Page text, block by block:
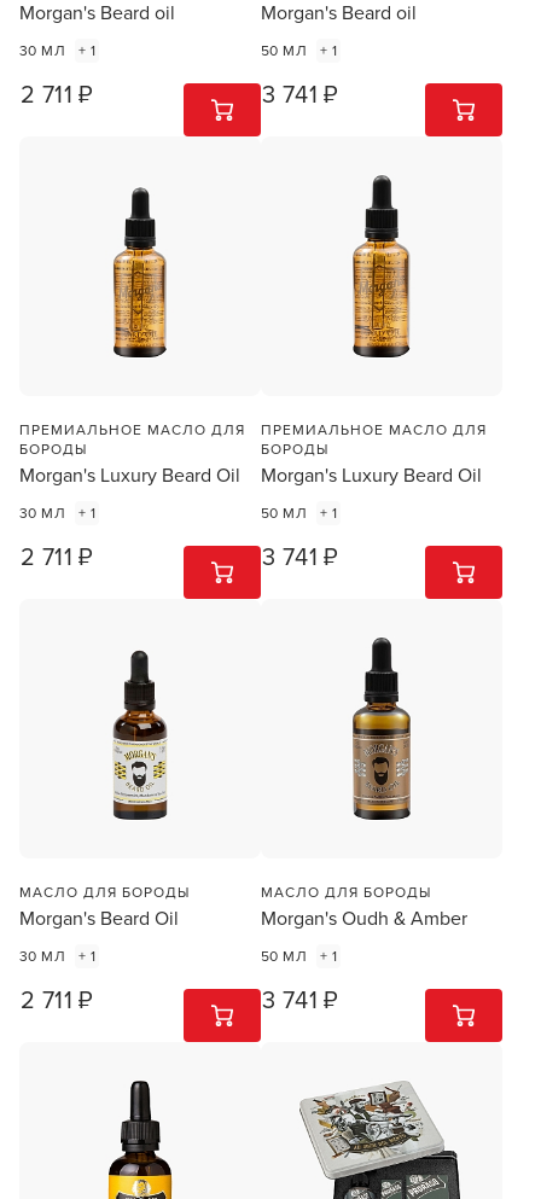
Morgan's Beard oil
30 МЛ + 1
2 711 ₽ 1 ШТ
Morgan's Beard oil
50 МЛ + 1
3 741 ₽ 1 ШТ
ПРЕМИАЛЬНОЕ МАСЛО ДЛЯ
БОРОДЫ
Morgan's Luxury Beard Oil
30 МЛ + 1
2 711 ₽ 1 ШТ
ПРЕМИАЛЬНОЕ МАСЛО ДЛЯ
БОРОДЫ
Morgan's Luxury Beard Oil
50 МЛ + 1
3 741 ₽ 1 ШТ
МАСЛО ДЛЯ БОРОДЫ
Morgan's Beard Oil
30 МЛ + 1
2 711 ₽ 1 ШТ
МАСЛО ДЛЯ БОРОДЫ
Morgan's Oudh & Amber
50 МЛ + 1
3 741 ₽ 1 ШТ